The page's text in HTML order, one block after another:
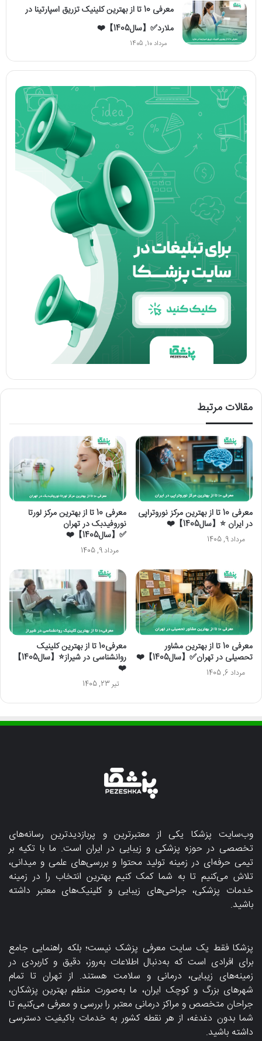
معرفی 10 تا از بهترین کلینیک تزریق اسپارتینا در
ملارد✅【سال1405】❤️
مرداد 10, 1405
مقالات مرتبط
معرفی 10 تا از بهترین مرکز نوروتراپی
در ایران ⭐【سال1405】❤️
مرداد 9, 1405
معرفی 10 تا از بهترین مرکز لورتا
نوروفیدبک در تهران
✅【سال1405】❤️
مرداد 9, 1405
معرفی 10 تا از بهترین مشاور
تحصیلی در تهران✅【سال1405】❤️
مرداد 6, 1405
معرفی10 تا از بهترین کلینیک
روانشناسی در شیراز⭐【سال1405】
❤️
تیر 23, 1405
وب‌سایت پزشکا یکی از معتبرترین و پربازدیدترین رسانه‌های
تخصصی در حوزه پزشکی و زیبایی در ایران است. ما با تکیه بر
تیمی حرفه‌ای در زمینه تولید محتوا و بررسی‌های علمی و میدانی،
تلاش می‌کنیم تا به شما کمک کنیم بهترین انتخاب را در زمینه
خدمات پزشکی، جراحی‌های زیبایی و کلینیک‌های معتبر داشته
باشید.
پزشکا فقط یک سایت معرفی پزشک نیست؛ بلکه راهنمایی جامع
برای افرادی است که به‌دنبال اطلاعات به‌روز، دقیق و کاربردی در
زمینه‌های زیبایی، درمانی و سلامت هستند. از تهران تا تمام
شهرهای بزرگ و کوچک ایران، ما به‌صورت منظم بهترین پزشکان،
جراحان متخصص و مراکز درمانی معتبر را بررسی و معرفی می‌کنیم تا
شما بدون دغدغه، از هر نقطه کشور به خدمات باکیفیت دسترسی
داشته باشید.